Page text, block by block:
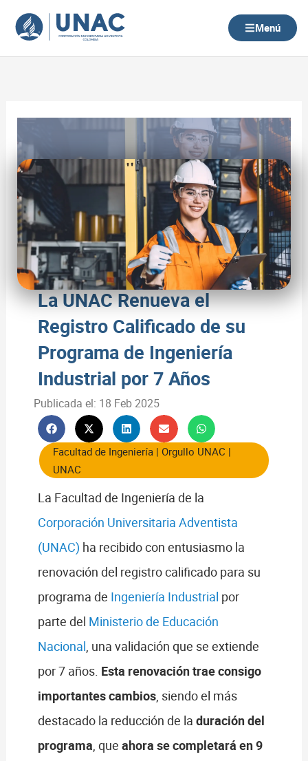
contenido
Menú
La UNAC Renueva el
Registro Calificado de su
Programa de Ingeniería
Industrial por 7 Años
Publicada el: 18 Feb 2025
Facultad de Ingeniería| Orgullo UNAC |
UNAC
La Facultad de Ingeniería de la
Corporación Universitaria Adventista
(UNAC) ha recibido con entusiasmo la
renovación del registro calificado para su
programa de Ingeniería Industrial por
parte del Ministerio de Educación
Nacional, una validación que se extiende
por 7 años. Esta renovación trae consigo
importantes cambios, siendo el más
destacado la reducción de la duración del
programa, que ahora se completará en 9